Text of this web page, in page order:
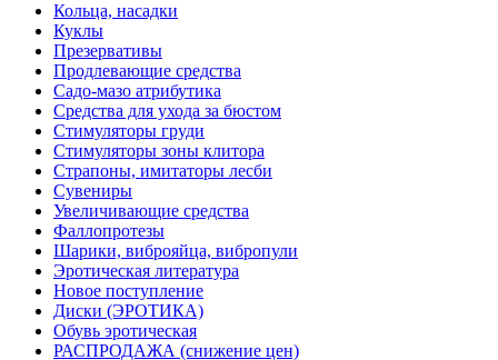
Кольца, насадки
Куклы
Презервативы
Продлевающие средства
Садо-мазо атрибутика
Средства для ухода за бюстом
Стимуляторы груди
Стимуляторы зоны клитора
Страпоны, имитаторы лесби
Сувениры
Увеличивающие средства
Фаллопротезы
Шарики, виброяйца, вибропули
Эротическая литература
Новое поступление
Диски (ЭРОТИКА)
Обувь эротическая
РАСПРОДАЖА (снижение цен)